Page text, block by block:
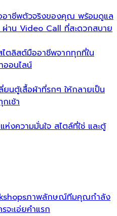
อาชีพตัวจริงของคุณ พร้อมดูแล
ผ่าน Video Call ที่สะดวกสบาย
ไตลิสต์มืออาชีพจากทุกที่ใน
ออนไลน์
ยนตู้เสื้อผ้าที่รกๆ ให้กลายเป็น
เช้า
งความมั่นใจ สไตล์ที่ใช่ และตู้
ภาพลักษณ์ทีมคุณกำลัง
จะเอ่ยคำแรก